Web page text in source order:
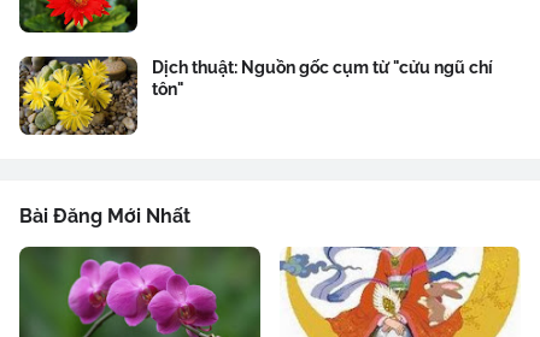
Dịch thuật: Nguồn gốc cụm từ "cửu ngũ chí
tôn"
Bài Đăng Mới Nhất